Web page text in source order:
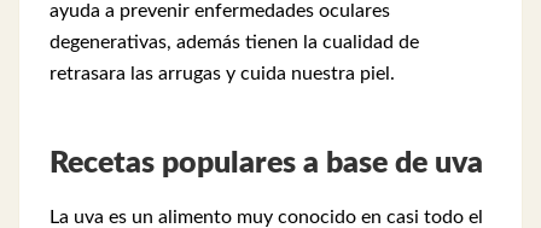
ayuda a prevenir enfermedades oculares
degenerativas, además tienen la cualidad de
retrasara las arrugas y cuida nuestra piel.
Recetas populares a base de uva
La uva es un alimento muy conocido en casi todo el